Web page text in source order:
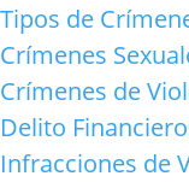
Tipos de
Crímenes
Crímenes de
Delito
Infracciones de